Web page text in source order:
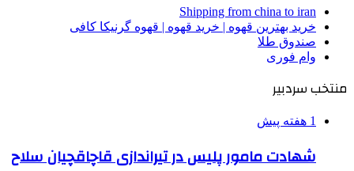
Shipping from china to iran
خرید بهترین قهوه | خرید قهوه | قهوه گرنیکا کافی
صندوق طلا
وام فوری
منتخب سردبیر
1 هفته پیش
شهادت مامور پلیس در تیراندازی قاچاقچیان سلاح